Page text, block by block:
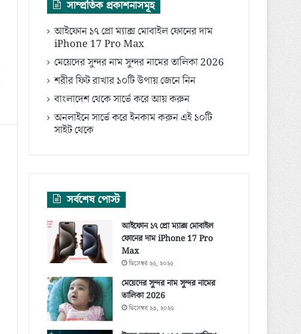
সাম্প্রতিক প্রকাশনাসমূহ
আইফোন ১৭ প্রো ম্যাক্স মোবাইল ফোনের দাম
iPhone 17 Pro Max
মেয়েদের সুন্দর নাম সুন্দর নামের তালিকা 2026
শরীর ফিট রাখার ১০টি উপায় জেনে নিন
বাংলাদেশ থেকে সার্ভে করে আয় করুন
অনলাইনে সার্ভে করে ইনকাম করুন এই ১০টি
সাইট থেকে
সর্বশেষ পোস্ট
আইফোন ১৭ প্রো ম্যাক্স মোবাইল
ফোনের দাম iPhone 17 Pro
Max
ডিসেম্বর ২৫, ২০২৫
মেয়েদের সুন্দর নাম সুন্দর নামের
তালিকা 2026
ডিসেম্বর ২৩, ২০২৫